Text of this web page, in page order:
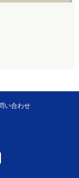
い合わせ